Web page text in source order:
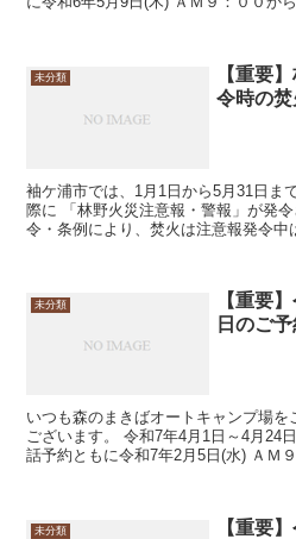
未分類
【重要
令時の
袖ケ浦市では、1月1日から5月31日ま
際に 「林野火災注意報・警報」が発
令・条例により、焚火は注意報発令中
未分類
【重要
日のご
いつも森のまきばオートキャンプ場を
ございます。 令和7年4月1日～4月24
話予約ともに令和7年2月5日(水) ＡＭ
未分類
【重要